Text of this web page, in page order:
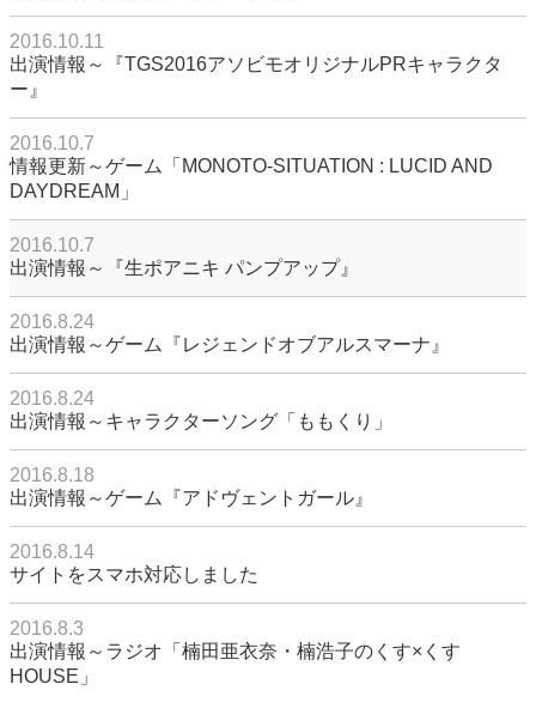
2016.10.11
出演情報～『TGS2016アソビモオリジナルPRキャラクタ
ー』
2016.10.7
情報更新～ゲーム「MONOTO-SITUATION : LUCID AND
DAYDREAM」
2016.10.7
出演情報～『生ポアニキ パンプアップ』
2016.8.24
出演情報～ゲーム『レジェンドオブアルスマーナ』
2016.8.24
出演情報～キャラクターソング「ももくり」
2016.8.18
出演情報～ゲーム『アドヴェントガール』
2016.8.14
サイトをスマホ対応しました
2016.8.3
出演情報～ラジオ「楠田亜衣奈・楠浩子のくす×くす
HOUSE」